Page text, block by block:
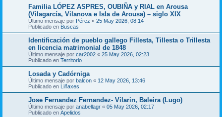
Familia LÓPEZ ASPRES, OUBIÑA y RIAL en Arousa
(Vilagarcía, Vilanova e Isla de Arousa) – siglo XIX
Último mensaje por Pérez « 25 May 2026, 08:14
Publicado en Buscas
Identificación de pueblo gallego Fillesta, Tillesta o Trillesta
en licencia matrimonial de 1848
Último mensaje por car2002 « 25 May 2026, 02:23
Publicado en Territorio
Losada y Cadórniga
Último mensaje por balcon « 12 May 2026, 13:46
Publicado en Liñaxes
Jose Fernandez Fernandez- Vilarin, Baleira (Lugo)
Último mensaje por anabellagr « 05 May 2026, 02:17
Publicado en Apelidos